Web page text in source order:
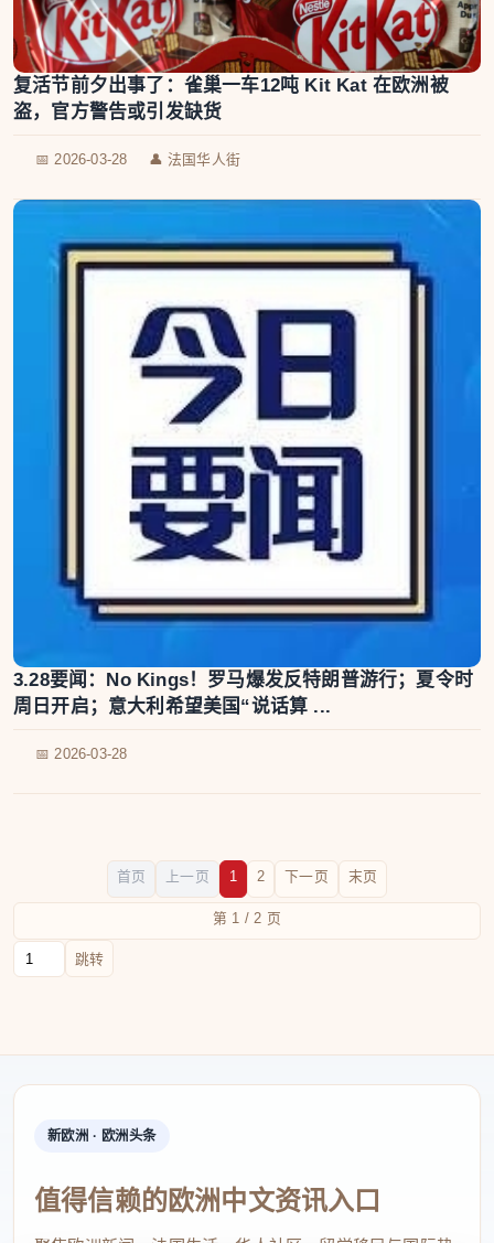
复活节前夕出事了：雀巢一车12吨 Kit Kat 在欧洲被
盗，官方警告或引发缺货
📅 2026-03-28 👤 法国华人街
3.28要闻：No Kings！罗马爆发反特朗普游行；夏令时
周日开启；意大利希望美国“说话算 ...
📅 2026-03-28
首页 上一页 1 2 下一页 末页
第 1 / 2 页
跳转到页码
跳转
新欧洲 · 欧洲头条
值得信赖的欧洲中文资讯入口